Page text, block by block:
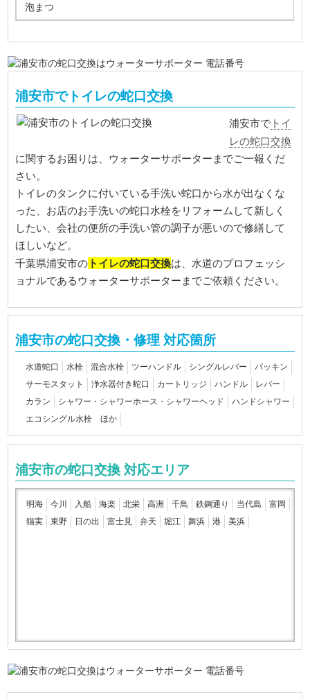
泡まつ
浦安市でトイレの蛇口交換
浦安市で トイ
レの蛇口交換
に関するお困りは、ウォーターサポーターまでご一報くだ
さい。
トイレのタンクに付いている手洗い蛇口から水が出なくな
った、お店のお手洗いの蛇口水栓をリフォームして新しく
したい、会社の便所の手洗い管の調子が悪いので修繕して
ほしいなど。
千葉県浦安市の トイレの蛇口交換は、水道のプロフェッシ
ョナルであるウォーターサポーターまでご依頼ください。
浦安市の蛇口交換・修理 対応箇所
水道蛇口 水栓 混合水栓 ツーハンドル シングルレバー
パッキン
サーモスタット
浄水器付き蛇口 カートリッジ ハンドル
レバー
カラン
シャワー・シャワーホース・シャワーヘッド
ハンドシャワー
エコシングル水栓 ほか
浦安市の蛇口交換 対応エリア
明海 今川 入船 海楽 北栄 高洲 千鳥 鉄鋼通り 当代島
富岡
猫実
東野 日の出 富士見 弁天 堀江 舞浜 港 美浜